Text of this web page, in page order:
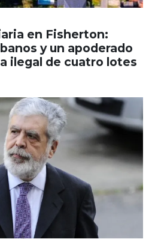
en Fisherton:
y un apoderado
ilegal de cuatro lotes